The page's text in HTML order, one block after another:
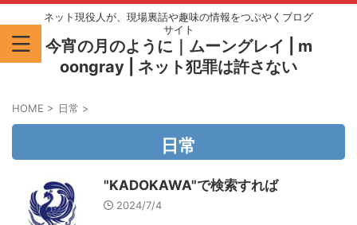
ネット現役人が、現場裏話や趣味の情報をつぶやくブログ
サイト
今宵の月のように｜ムーングレイ | m
oongray | ネット犯罪は許さない
HOME > 日常 >
日常
"KADOKAWA"で検索すれば
2024/7/4